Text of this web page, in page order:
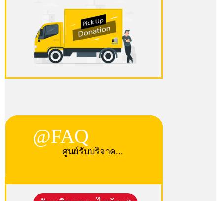
@FAQ
ศูนย์รับบริจาค...